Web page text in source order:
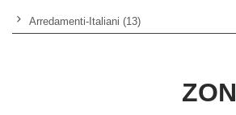
Arredamenti-Italiani (13)